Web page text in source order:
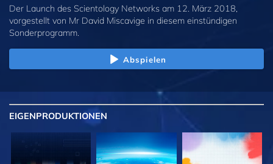
Der Launch des Scientology Networks am 12. März 2018,
vorgestellt von Mr David Miscavige in diesem einstündigen
Sonderprogramm.
Abspielen
EIGENPRODUKTIONEN